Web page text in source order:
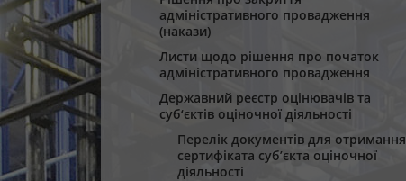
адміністративного провадження
(накази)
Листи щодо рішення про початок
адміністративного провадження
Державний реєстр оцінювачів та
суб‘єктів оціночної діяльності
Перелік документів для отримання
сертифіката суб’єкта оціночної
діяльності